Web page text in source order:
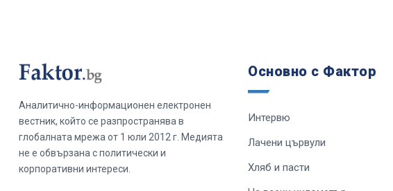
Аналитично-информационен електронен
вестник, който се разпространява в
глобалната мрежа от 1 юли 2012 г. Медията
не е обвързана с политически и
корпоративни интереси.
Основно с Фактор
Интервю
Лачени цървули
Хляб и пасти